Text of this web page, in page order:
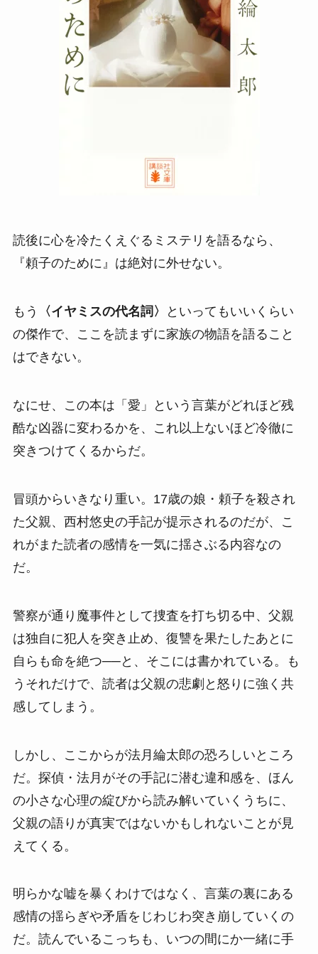
読後に心を冷たくえぐるミステリを語るなら、
『頼子のために』は絶対に外せない。
もう 〈イヤミスの代名詞〉
といってもいいくらい
の傑作で、ここを読まずに家族の物語を語ること
はできない。
なにせ、この本は「愛」という言葉がどれほど残
酷な凶器に変わるかを、これ以上ないほど冷徹に
突きつけてくるからだ。
冒頭からいきなり重い。17歳の娘・頼子を殺され
た父親、西村悠史の手記が提示されるのだが、こ
れがまた読者の感情を一気に揺さぶる内容なの
だ。
警察が通り魔事件として捜査を打ち切る中、父親
は独自に犯人を突き止め、復讐を果たしたあとに
自らも命を絶つ──と、そこには書かれている。も
うそれだけで、読者は父親の悲劇と怒りに強く共
感してしまう。
しかし、ここからが法月綸太郎の恐ろしいところ
だ。探偵・法月がその手記に潜む違和感を、ほん
の小さな心理の綻びから読み解いていくうちに、
父親の語りが真実ではないかもしれないことが見
えてくる。
明らかな嘘を暴くわけではなく、言葉の裏にある
感情の揺らぎや矛盾をじわじわ突き崩していくの
だ。読んでいるこっちも、いつの間にか一緒に手